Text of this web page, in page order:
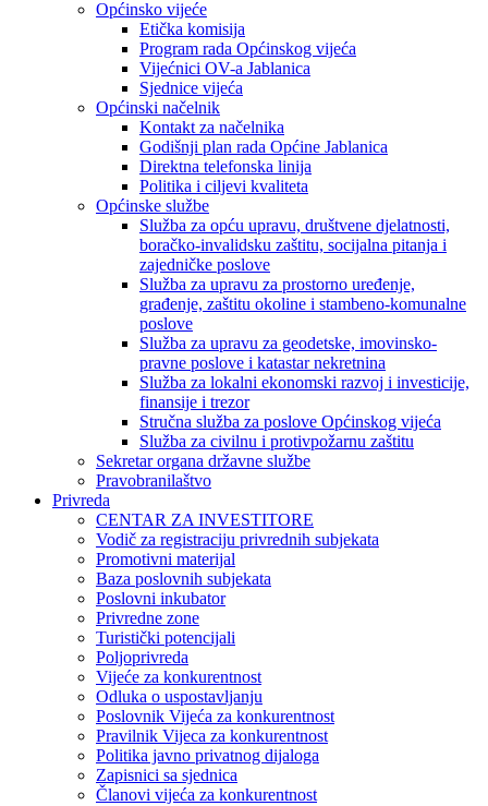
Općinsko vijeće
Etička komisija
Program rada Općinskog vijeća
Vijećnici OV-a Jablanica
Sjednice vijeća
Općinski načelnik
Kontakt za načelnika
Godišnji plan rada Općine Jablanica
Direktna telefonska linija
Politika i ciljevi kvaliteta
Općinske službe
Služba za opću upravu, društvene djelatnosti,
boračko-invalidsku zaštitu, socijalna pitanja i
zajedničke poslove
Služba za upravu za prostorno uređenje,
građenje, zaštitu okoline i stambeno-komunalne
poslove
Služba za upravu za geodetske, imovinsko-
pravne poslove i katastar nekretnina
Služba za lokalni ekonomski razvoj i investicije,
finansije i trezor
Stručna služba za poslove Općinskog vijeća
Služba za civilnu i protivpožarnu zaštitu
Sekretar organa državne službe
Pravobranilaštvo
Privreda
CENTAR ZA INVESTITORE
Vodič za registraciju privrednih subjekata
Promotivni materijal
Baza poslovnih subjekata
Poslovni inkubator
Privredne zone
Turistički potencijali
Poljoprivreda
Vijeće za konkurentnost
Odluka o uspostavljanju
Poslovnik Vijeća za konkurentnost
Pravilnik Vijeca za konkurentnost
Politika javno privatnog dijaloga
Zapisnici sa sjednica
Članovi vijeća za konkurentnost